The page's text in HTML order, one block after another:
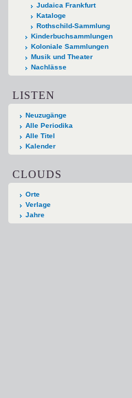
Judaica Frankfurt
Kataloge
Rothschild-Sammlung
Kinderbuchsammlungen
Koloniale Sammlungen
Musik und Theater
Nachlässe
LISTEN
Neuzugänge
Alle Periodika
Alle Titel
Kalender
CLOUDS
Orte
Verlage
Jahre